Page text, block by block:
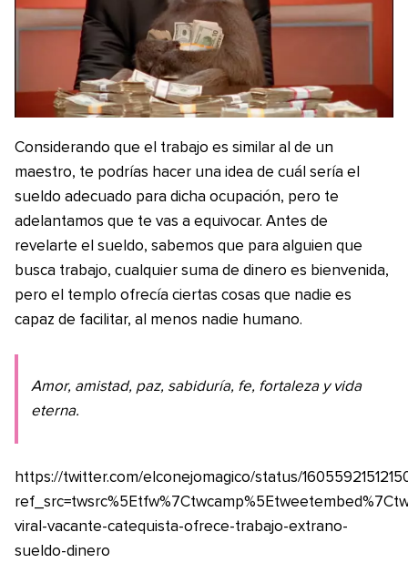
Considerando que el trabajo es similar al de un
maestro, te podrías hacer una idea de cuál sería el
sueldo adecuado para dicha ocupación, pero te
adelantamos que te vas a equivocar. Antes de
revelarte el sueldo, sabemos que para alguien que
busca trabajo, cualquier suma de dinero es bienvenida,
pero el templo ofrecía ciertas cosas que nadie es
capaz de facilitar, al menos nadie humano.
Amor, amistad, paz, sabiduría, fe, fortaleza y vida
eterna.
https://twitter.com/elconejomagico/status/
viral-vacante-catequista-ofrece-trabajo-extrano-
sueldo-dinero